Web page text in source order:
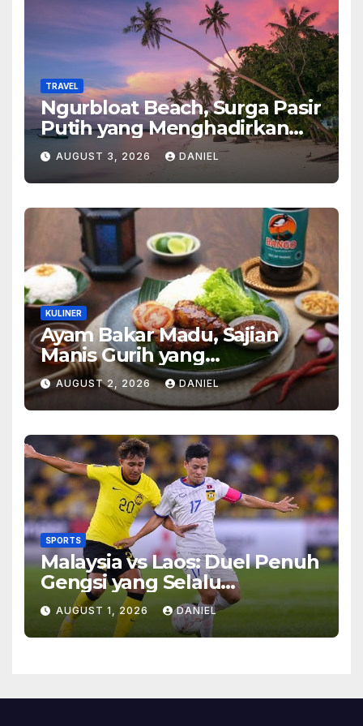
TRAVEL
Ngurbloat Beach, Surga Pasir
Putih yang Menghadirkan
Ketenangan dan Pesona
Alam Tak Terlupakan
AUGUST 3, 2026 DANIEL
KULINER
Ayam Bakar Madu, Sajian
Manis Gurih yang
Menghangatkan Suasana
Makan
AUGUST 2, 2026 DANIEL
SPORTS
Malaysia vs Laos: Duel Penuh
Gengsi yang Selalu
Menghadirkan Cerita
Menarik di Lapangan
AUGUST 1, 2026 DANIEL